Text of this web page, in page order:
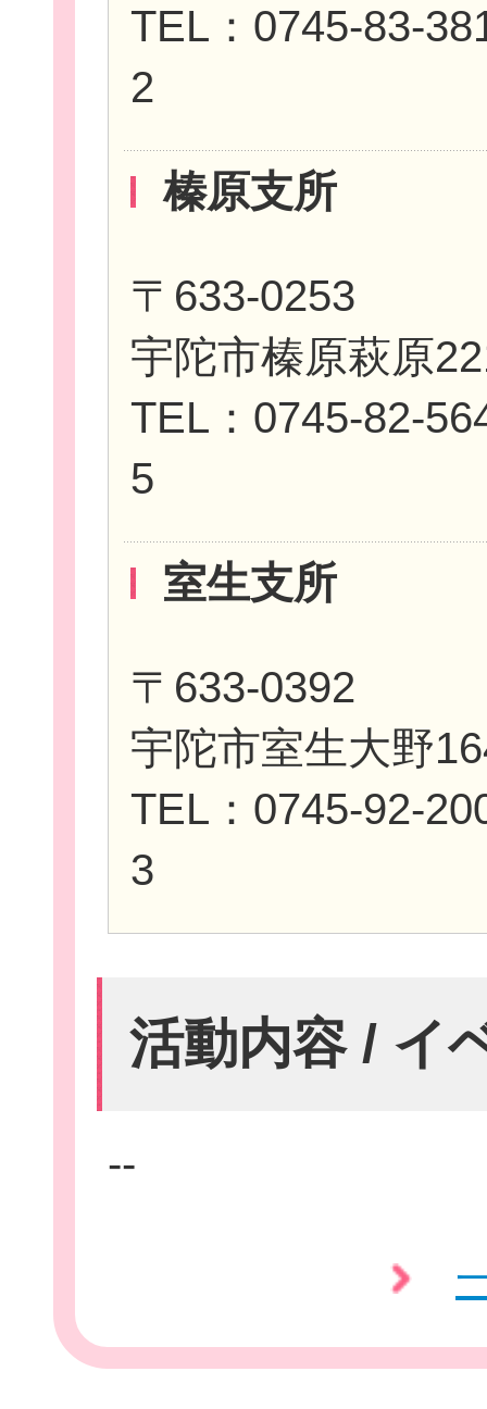
新規登
企業・
TEL：0745-83-
2
榛原支所
〒633-0253
宇陀市榛原萩原
TEL：0745-82-
5
室生支所
〒633-0392
宇陀市室生大野
TEL：0745-92-
3
活動内容 / イ
--